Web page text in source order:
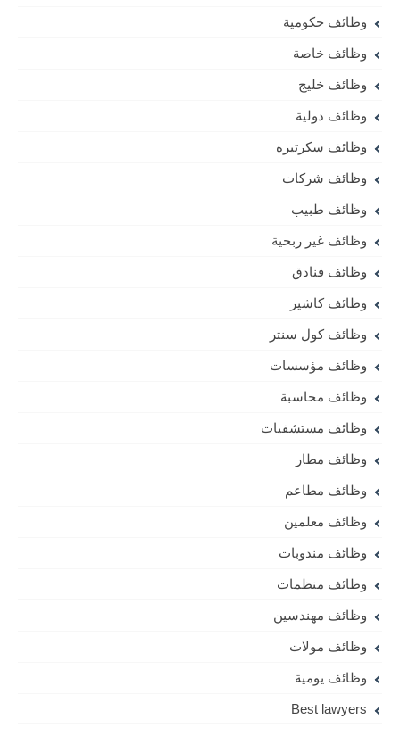
وظائف حكومية
وظائف خاصة
وظائف خليج
وظائف دولية
وظائف سكرتيره
وظائف شركات
وظائف طبيب
وظائف غير ربحية
وظائف فنادق
وظائف كاشير
وظائف كول سنتر
وظائف مؤسسات
وظائف محاسبة
وظائف مستشفيات
وظائف مطار
وظائف مطاعم
وظائف معلمين
وظائف مندوبات
وظائف منظمات
وظائف مهندسين
وظائف مولات
وظائف يومية
Best lawyers